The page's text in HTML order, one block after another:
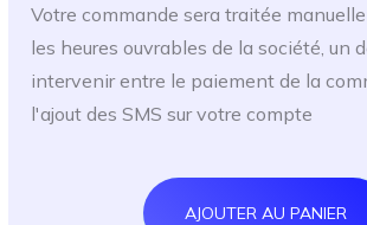
Votre commande sera traitée
les heures ouvrables de la société, un
intervenir entre le paiement de la
l'ajout des SMS sur votre compte
AJOUTER AU PANIER